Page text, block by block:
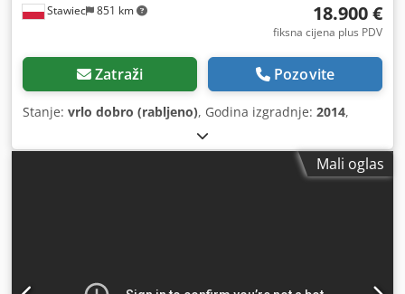
Stawiec 851 km 18.900 €
fiksna cijena plus PDV
Zatraži Pozovite
Stanje: vrlo dobro (rabljeno), Godina izgradnje: 2014,
Mali oglas